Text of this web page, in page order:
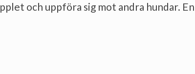
och uppföra sig mot andra hundar.